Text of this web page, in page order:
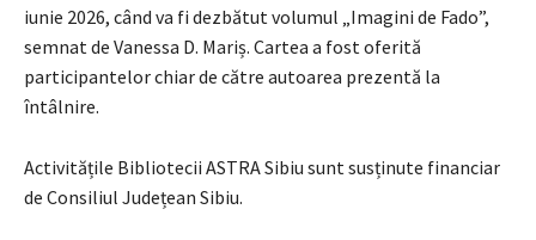
iunie 2026, când va fi dezbătut volumul „Imagini de Fado”,
semnat de Vanessa D. Mariș. Cartea a fost oferită
participantelor chiar de către autoarea prezentă la
întâlnire.
Activitățile Bibliotecii ASTRA Sibiu sunt susținute financiar
de Consiliul Județean Sibiu.